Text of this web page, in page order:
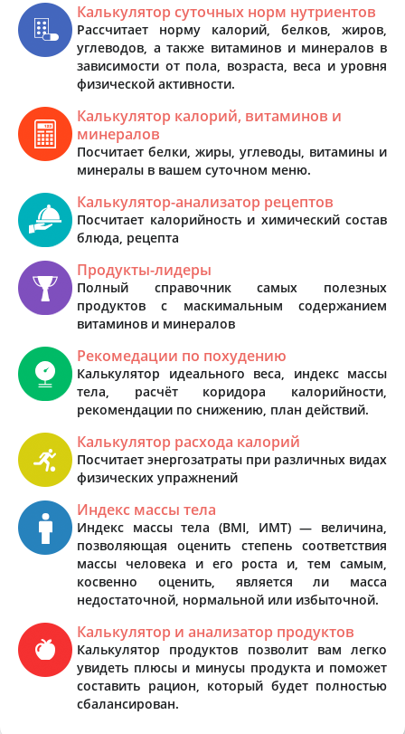
Калькулятор суточных норм нутриентов
Рассчитает норму калорий, белков, жиров,
углеводов, а также витаминов и минералов в
зависимости от пола, возраста, веса и уровня
физической активности.
Калькулятор калорий, витаминов и
минералов
Посчитает белки, жиры, углеводы, витамины и
минералы в вашем суточном меню.
Калькулятор-анализатор рецептов
Посчитает калорийность и химический состав
блюда, рецепта
Продукты-лидеры
Полный справочник самых полезных
продуктов с маскимальным содержанием
витаминов и минералов
Рекомедации по похудению
Калькулятор идеального веса, индекс массы
тела, расчёт коридора калорийности,
рекомендации по снижению, план действий.
Калькулятор расхода калорий
Посчитает энергозатраты при различных видах
физических упражнений
Индекс массы тела
Индекс массы тела (BMI, ИМТ) — величина,
позволяющая оценить степень соответствия
массы человека и его роста и, тем самым,
косвенно оценить, является ли масса
недостаточной, нормальной или избыточной.
Калькулятор и анализатор продуктов
Калькулятор продуктов позволит вам легко
увидеть плюсы и минусы продукта и поможет
составить рацион, который будет полностью
сбалансирован.